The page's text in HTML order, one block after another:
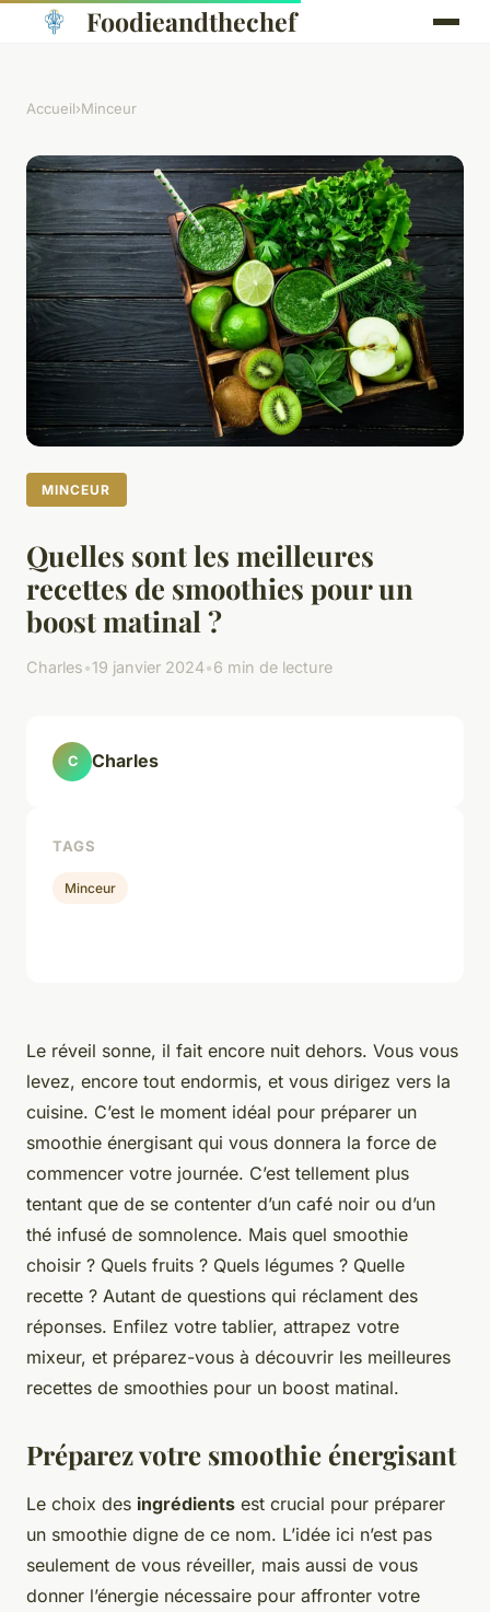
Foodieandthechef
Accueil›Minceur
MINCEUR
Quelles sont les meilleures
recettes de smoothies pour un
boost matinal ?
Charles•19 janvier 2024•6 min de lecture
Le réveil sonne, il fait encore nuit dehors. Vous vous
levez, encore tout endormis, et vous dirigez vers la
cuisine. C’est le moment idéal pour préparer un
smoothie énergisant qui vous donnera la force de
commencer votre journée. C’est tellement plus
tentant que de se contenter d’un café noir ou d’un
thé infusé de somnolence. Mais quel smoothie
choisir ? Quels fruits ? Quels légumes ? Quelle
recette ? Autant de questions qui réclament des
réponses. Enfilez votre tablier, attrapez votre
mixeur, et préparez-vous à découvrir les meilleures
recettes de smoothies pour un boost matinal.
Préparez votre smoothie énergisant
Le choix des ingrédients est crucial pour préparer
un smoothie digne de ce nom. L’idée ici n’est pas
seulement de vous réveiller, mais aussi de vous
donner l’énergie nécessaire pour affronter votre
C Charles
TAGS
Minceur